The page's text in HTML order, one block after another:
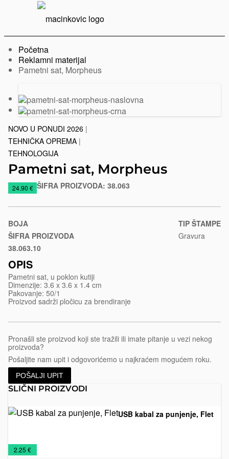
Početna
Reklamni materijal
Trenutno:
Pametni sat, Morpheus
Prethodni
slajd
Sledeći
slajd
NOVO U PONUDI 2026 |
TEHNIČKA OPREMA |
TEHNOLOGIJA
Pametni sat, Morpheus
https://www.macinkovic.rs/reklamni-
morpheus
24.90 € ŠIFRA PROIZVODA: 38.063
BOJA
ŠIFRA PROIZVODA
Crna
38.063.10
TIP ŠTAMPE
Gravura
OPIS
Pametni sat, u poklon kutiji
Dimenzije: 3.6 x 3.6 x 1.4 cm
Pakovanje: 50/1
Proizvod sadrži pločicu za brendiranje
Pronašli ste proizvod koji ste tražili ili imate pitanje u vezi nekog
proizvoda?
Pošaljite nam upit i odgovorićemo u najkraćem mogućem roku.
POŠALJI UPIT
SLIČNI PROIZVODI
USB kabal za punjenje, Flet
Promo
Tehnička
Tehnologija
2.25 €